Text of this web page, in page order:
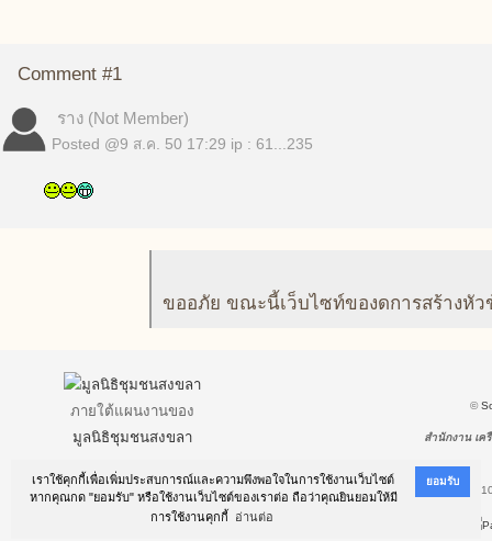
เราใช้คุกกี้เพื่อเพิ่มประสบการณ์และความพึงพอใจในการใช้งานเว็บไซต์
หากคุณกด "ยอมรับ" หรือใช้งานเว็บไซต์ของเราต่อ ถือว่าคุณยินยอมให้มี
การใช้งานคุกกี้
อ่านต่อ
ยอมรับ
Comment #1
ราง (Not Member)
Posted @9 ส.ค. 50 17:29 ip : 61...235
ขออภัย ขณะนี้เว็บไซท์ของดการสร้างหั
ภายใต้แผนงานของ
มูลนิธิชุมชนสงขลา
©
สำนักงาน เค
This site is best viewed using Firefox! Sreen size